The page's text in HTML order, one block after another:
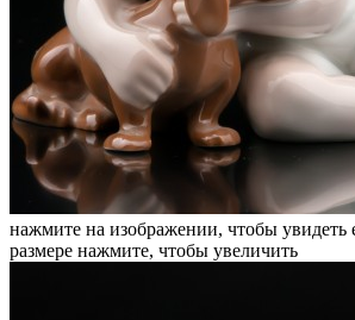
нажмите на изображении, чтобы увидеть
размере нажмите, чтобы увеличить